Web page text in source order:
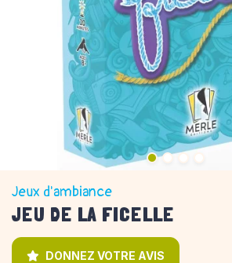
Jeux d'ambiance
JEU DE LA FICELLE
DONNEZ VOTRE AVIS